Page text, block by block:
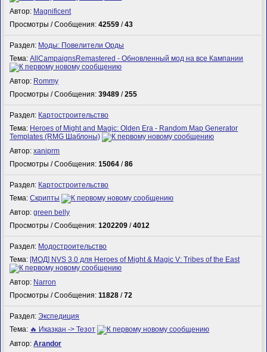
Автор: Magnificent
Просмотры / Сообщения:42559 /43
Раздел: Моды: Повелители Орды
Тема:AllCampaignsRemastered - Обновленный мод на все Кампании
Автор: Rommy
Просмотры / Сообщения:39489 /255
Раздел: Картостроительство
Тема: Heroes of Might and Magic: Olden Era - Random Map Generator
Templates (RMG Шаблоны)
Автор:xaniprm
Просмотры / Сообщения:15064 /86
Раздел: Картостроительство
Тема:Скрипты
Автор:green belly
Просмотры / Сообщения:1202209 /4012
Раздел: Модостроительство
Тема: [МОД] NVS 3.0 для Heroes of Might & Magic V: Tribes of the East
Автор: Narron
Просмотры / Сообщения:11828 /72
Раздел:Экспедиция
Тема: 🔥 Иказкан -> Тезот
Автор:Arandor